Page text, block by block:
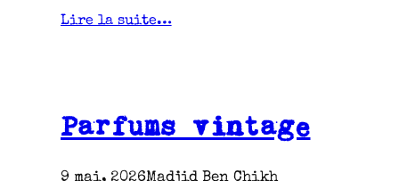
Lire la suite…
Parfums vintage
9 mai, 2026Madjid Ben Chikh